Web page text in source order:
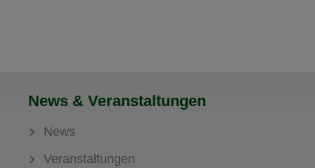
News & Veranstaltungen
News
Veranstaltungen